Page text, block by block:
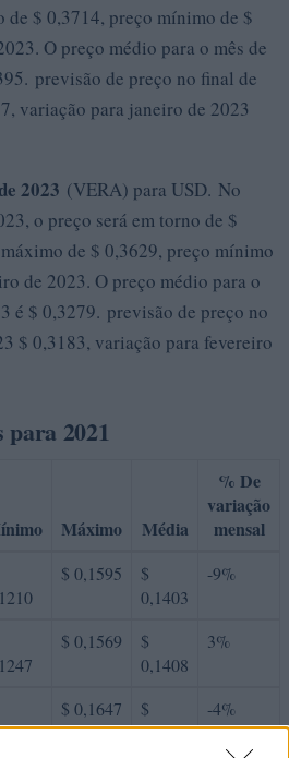
de $ 0,3714, preço mínimo de $
O preço médio para o mês de
previsão de preço no final de
variação para janeiro de 2023
2023 (VERA) para USD. No
o preço será em torno de $
de $ 0,3629, preço mínimo
de 2023. O preço médio para o
é $ 0,3279. previsão de preço no
$ 0,3183, variação para fevereiro
para 2021
Máximo Média
% De
variação
mensal
$ 0,1595
$
0,1403
-9%
$ 0,1569
$
0,1408
3%
$ 0,1647
$
0,1492
-4%